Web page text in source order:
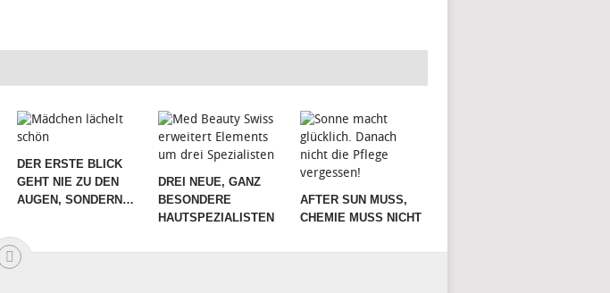
DER ERSTE BLICK
GEHT NIE ZU DEN
AUGEN, SONDERN…
DREI NEUE, GANZ
BESONDERE
HAUTSPEZIALISTEN
AFTER SUN MUSS,
CHEMIE MUSS NICHT